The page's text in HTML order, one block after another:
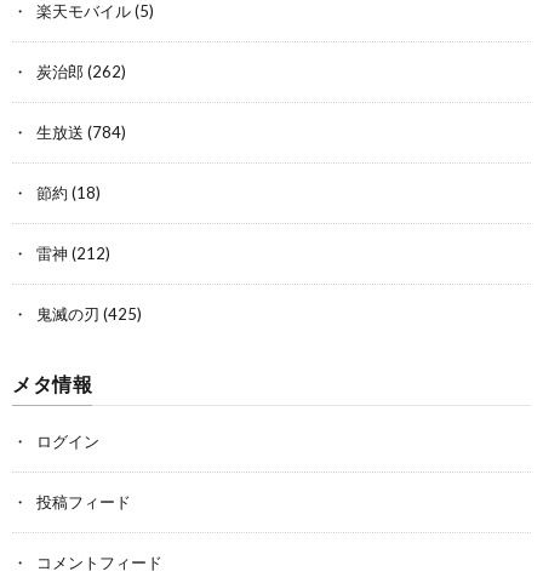
楽天モバイル(5)
炭治郎 (262)
生放送 (784)
節約 (18)
雷神 (212)
鬼滅の刃 (425)
メタ情報
ログイン
投稿フィード
コメントフィード